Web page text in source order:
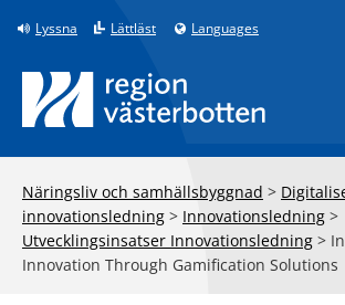
Till innehåll på sidan
Lyssna Lättläst Languages
Näringsliv och samhällsbyggnad >
innovationsledning > Innovationsledning >
Utvecklingsinsatser Innovationsledning >
Innovation Through Gamification Solutions